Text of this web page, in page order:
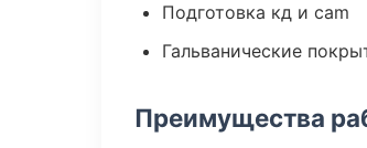
Подготовка кд и cam
Гальванические
Преимущества